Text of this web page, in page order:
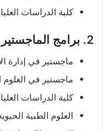
كلية الدراسات
2. برامج الماجستير
ماجستير في إدارة
ماجستير في العلوم
كلية الدراسات
العلوم الطبية